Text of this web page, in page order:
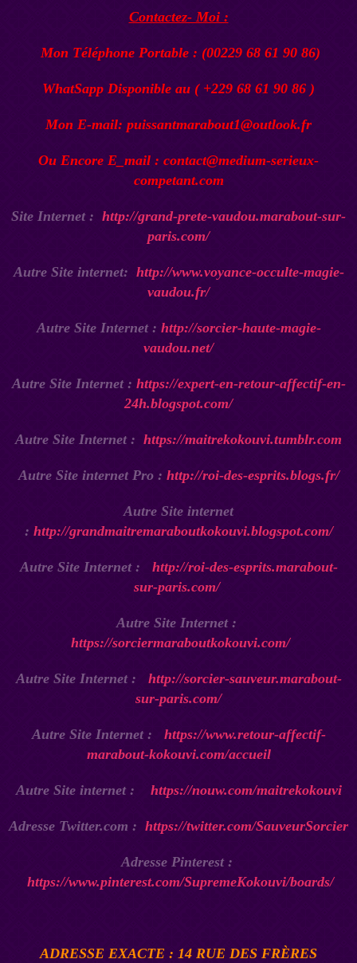
Contactez- Moi :
Mon Téléphone Portable : (00229 68 61 90 86)
WhatSapp Disponible au ( +229 68 61 90 86 )
Mon E-mail: puissantmarabout1@outlook.fr
Ou Encore E_mail : contact@medium-serieux-
competant.com
Site Internet : http://grand-prete-vaudou.marabout-sur-
paris.com/
Autre Site internet: http://www.voyance-occulte-magie-
vaudou.fr/
Autre Site Internet : http://sorcier-haute-magie-
vaudou.net/
Autre Site Internet : https://expert-en-retour-affectif-en-
24h.blogspot.com/
Autre Site Internet : https://maitrekokouvi.tumblr.com
Autre Site internet Pro : http://roi-des-esprits.blogs.fr/
Autre Site internet
: http://grandmaitremaraboutkokouvi.blogspot.com/
Autre Site Internet : http://roi-des-esprits.marabout-
sur-paris.com/
Autre Site Internet :
https://sorciermaraboutkokouvi.com/
Autre Site Internet : http://sorcier-sauveur.marabout-
sur-paris.com/
Autre Site Internet : https://www.retour-affectif-
marabout-kokouvi.com/accueil
Autre Site internet : https://nouw.com/maitrekokouvi
Adresse Twitter.com : https://twitter.com/SauveurSorcier
Adresse Pinterest :
https://www.pinterest.com/SupremeKokouvi/boards/
ADRESSE EXACTE : 14 RUE DES FRÈRES